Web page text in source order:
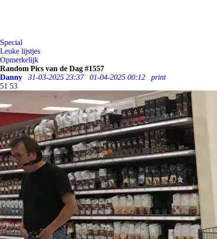
Special
Leuke lijstjes
Opmerkelijk
Random Pics van de Dag #1557
Danny
31-03-2025 23:37 01-04-2025 00:12
print
51 53